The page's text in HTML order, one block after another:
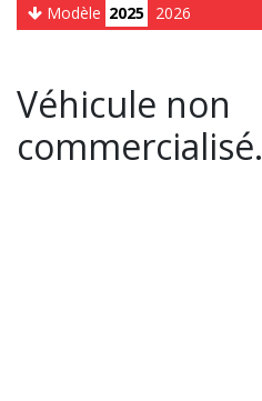
Modèle 2025 2026
Véhicule non
commercialisé.